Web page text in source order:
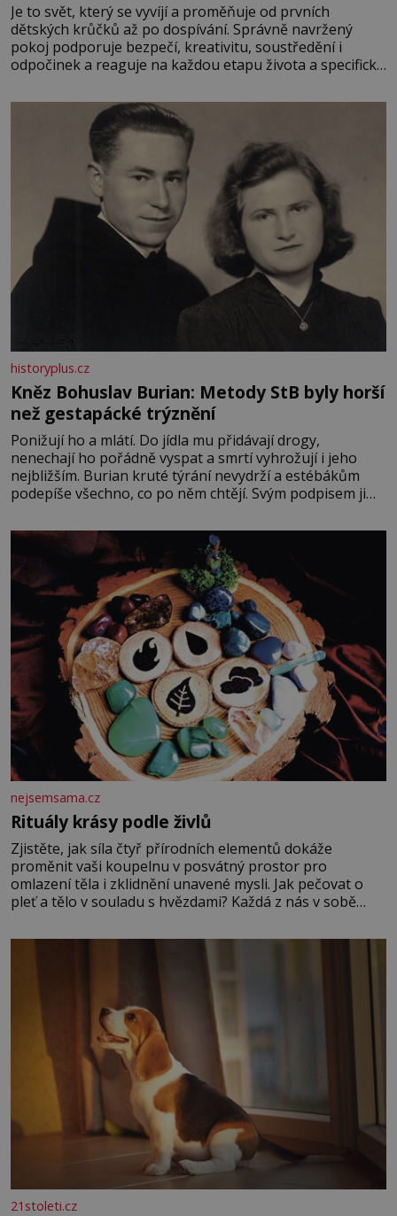
Je to svět, který se vyvíjí a proměňuje od prvních
dětských krůčků až po dospívání. Správně navržený
pokoj podporuje bezpečí, kreativitu, soustředění i
odpočinek a reaguje na každou etapu života a specifické
měkkost a bezpečí, proto by pokoj miminka měl působit
především klidně a útulně. Předškolní věk je
historyplus.cz
Kněz Bohuslav Burian: Metody StB byly horší
než gestapácké trýznění
Ponižují ho a mlátí. Do jídla mu přidávají drogy,
nenechají ho pořádně vyspat a smrtí vyhrožují i jeho
nejbližším. Burian kruté týrání nevydrží a estébákům
podepíše všechno, co po něm chtějí. Svým podpisem jim
fyzický ani psychický nátlak. Syn brněnského řezníka
chce být knězem a
nejsemsama.cz
Rituály krásy podle živlů
Zjistěte, jak síla čtyř přírodních elementů dokáže
proměnit vaši koupelnu v posvátný prostor pro
omlazení těla i zklidnění unavené mysli. Jak pečovat o
pleť a tělo v souladu s hvězdami? Každá z nás v sobě
povaze, ale i v potřebách naší pokožky. Ohnivá znamení
Ženy narozené ve znamení Berana, Lva a Střelce v sobě
nesou žár, odvahu a neutuchající elán. Vaše
21stoleti.cz